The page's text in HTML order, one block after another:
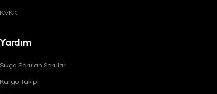
KVKK
Yardım
Sıkça Sorulan Sorular
Kargo Takip